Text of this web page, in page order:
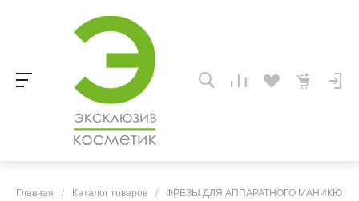
Главная / Каталог товаров / ФРЕЗЫ ДЛЯ АППАРАТНОГО